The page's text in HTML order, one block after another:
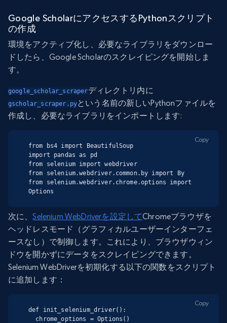
Google ScholarにアクセスするPythonスクリプト
の作成
環境をアクティブ化し、必要なライブラリをダウンロー
ドしたら、Google Scholarのスクレイピングを開始しま
す。
google_scholar_scraperディレクトリ内に
gscholar_scraper.pyという名前の新しいPythonファイルを
作成し、必要なライブラリをインポートします:
from bs4 import BeautifulSoup
import pandas as pd
from selenium import webdriver
from selenium.webdriver.common.by import By
from selenium.webdriver.chrome.options import
Options
Copy
次に、Selenium WebDriverを設定してChromeブラウザを
ヘッドレスモード（グラフィカルユーザーインターフェ
ースなし）で制御します。これにより
ブラウザウィン
ドウを開かずにデータをスクレイピングできます。
Selenium WebDriverを初期化する以下の関数をスクリプト
に追加します：
def init_selenium_driver():
Copy